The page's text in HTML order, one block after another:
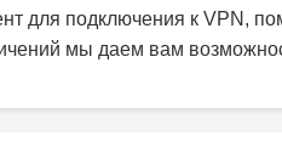
для подключения к VPN,
мы даем вам